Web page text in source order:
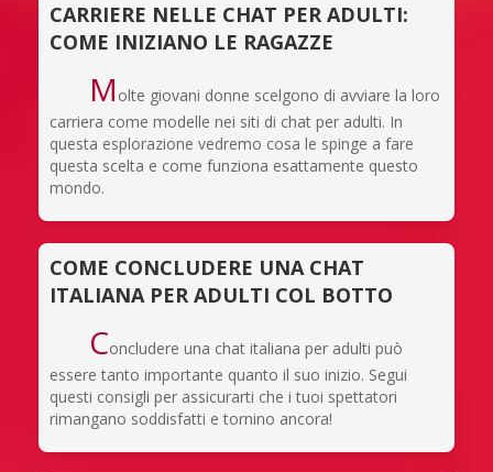
CARRIERE NELLE CHAT PER ADULTI:
COME INIZIANO LE RAGAZZE
M olte giovani donne scelgono di avviare la loro
carriera come modelle nei siti di chat per adulti. In
questa esplorazione vedremo cosa le spinge a fare
questa scelta e come funziona esattamente questo
mondo.
COME CONCLUDERE UNA CHAT
ITALIANA PER ADULTI COL BOTTO
Concludere una chat italiana per adulti può
essere tanto importante quanto il suo inizio. Segui
questi consigli per assicurarti che i tuoi spettatori
rimangano soddisfatti e tornino ancora!